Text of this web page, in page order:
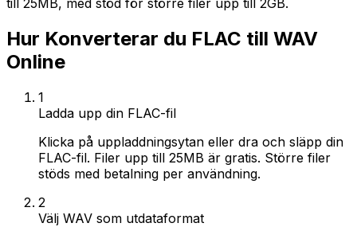
till 25MB, med stöd för större filer upp till 2GB.
Hur Konverterar du FLAC till WAV
Online
1
Ladda upp din FLAC-fil
Klicka på uppladdningsytan eller dra och släpp din
FLAC-fil. Filer upp till 25MB är gratis. Större filer
stöds med betalning per användning.
2
Välj WAV som utdataformat